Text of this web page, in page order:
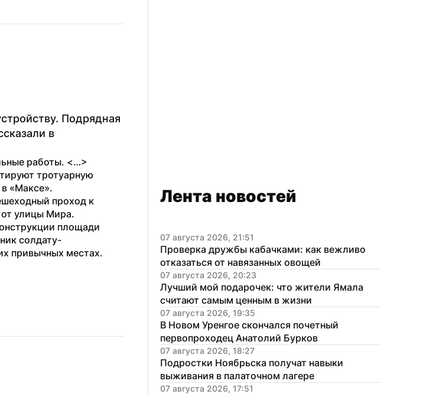
Подрядная
в
работы. <…>
тротуарную
«Максе».
проход к
улицы Мира.
площади
солдату-
привычных местах.
Лента новостей
07 августа 2026, 21:51
Проверка дружбы кабачками: как вежливо
отказаться от навязанных овощей
07 августа 2026, 20:23
Лучший мой подарочек: что жители Ямала
считают самым ценным в жизни
07 августа 2026, 19:35
В Новом Уренгое скончался почетный
первопроходец Анатолий Бурков
07 августа 2026, 18:27
Подростки Ноябрьска получат навыки
выживания в палаточном лагере
07 августа 2026, 17:51